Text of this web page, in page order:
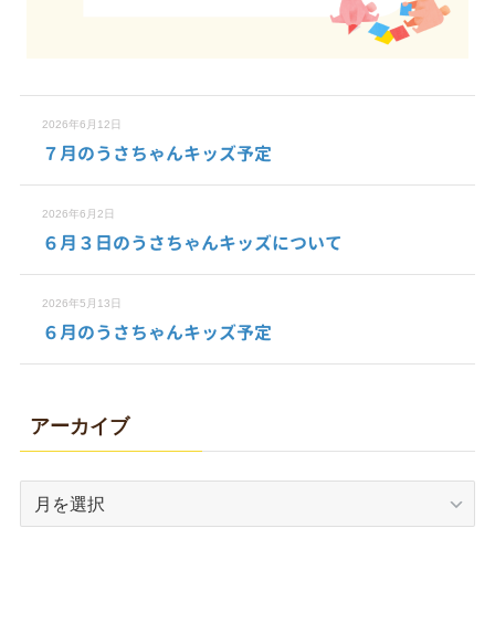
2026年6月12日
７月のうさちゃんキッズ予定
2026年6月2日
６月３日のうさちゃんキッズについて
2026年5月13日
６月のうさちゃんキッズ予定
アーカイブ